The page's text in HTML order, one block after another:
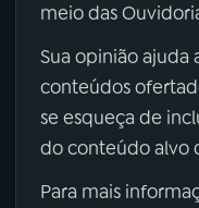
meio das
Sua opinião ajuda
conteúdos
se esqueça de
do conteúdo alvo
Para mais